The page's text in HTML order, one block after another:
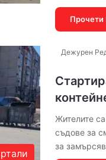
Прочети
Дежурен
Жителите
съдове за
за